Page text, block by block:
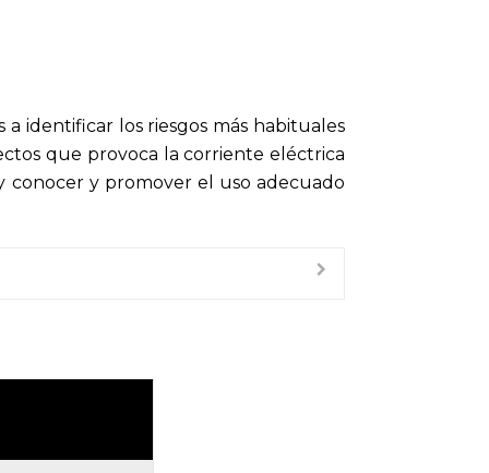
identificar los riesgos más habituales
que provoca la corriente eléctrica
conocer y promover el uso adecuado